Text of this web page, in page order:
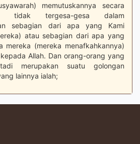
memutuskannya secara
tidak tergesa-gesa dalam
sebagian dari apa yang Kami
atau sebagian dari apa yang
mereka (mereka menafkahkannya)
Allah. Dan orang-orang yang
merupakan suatu golongan
lainnya ialah;